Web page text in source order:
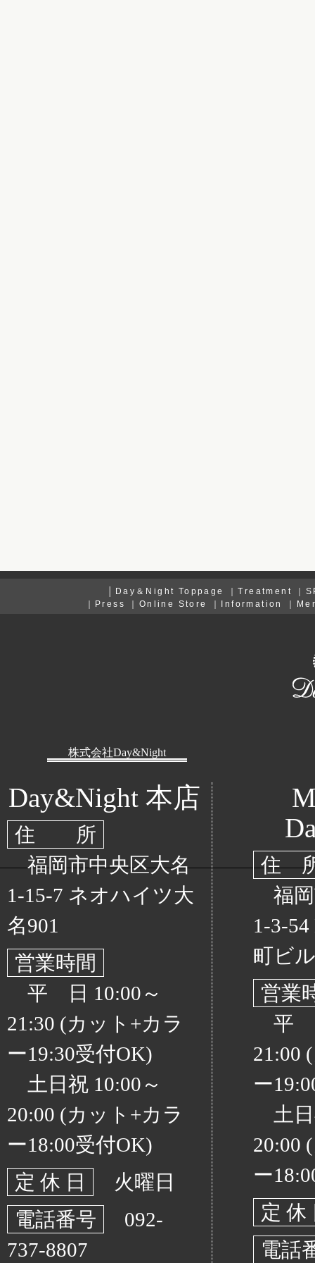
Day＆Night Toppage ｜Treatment
Press Online Store Information
株式会社Day&Night
Day&Night 本店
住 所
福岡市中央区大名
1-15-7 ネオハイツ大
名901
営業時間
平 日 10:00～
21:30 (カット+カラ
ー19:30受付OK)
土日祝 10:00～
20:00 (カット+カラ
ー18:00受付OK)
定 休 日
火曜日
電話番号
092-
737-8807
住
福岡
1-3-
町ビ
営業
平
21:00
ー
土日
20:00
ー
定 休
電話